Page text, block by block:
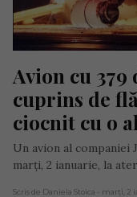
Avion cu
cuprins de
ciocnit cu o
Un avion al companiei
marți, 2 ianuarie, la
Scris de Daniela Stoica - marți, 2